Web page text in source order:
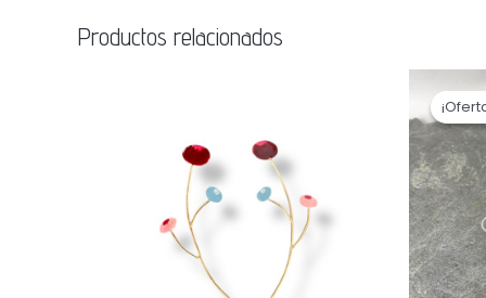
Productos relacionados